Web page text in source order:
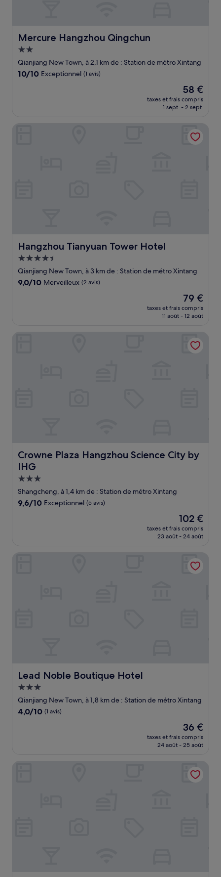
Mercure Hangzhou Qingchun
Mercure Hangzhou Qingchun
Hébergement
2.0 étoiles
Qianjiang New Town, à 2,1 km de : Station de métro Xintang
10.0
10/10 Exceptionnel (1 avis)
Le
nouveau
prix
de
58 €
58 €
taxes et frais compris
1 sept. - 2 sept.
Hangzhou Tianyuan Tower Hotel
Hangzhou Tianyuan Tower Hotel
Hébergement
4.5 étoiles
Qianjiang New Town, à 3 km de : Station de métro Xintang
9.0
9,0/10 Merveilleux (2 avis)
Le
nouveau
prix
de
79 €
79 €
taxes et frais compris
11 août - 12 août
Crowne Plaza Hangzhou Science City by
IHG
Crowne Plaza Hangzhou Science City by IHG
Hébergement
3.0 étoiles
Shangcheng, à 1,4 km de : Station de métro Xintang
9.6
9,6/10 Exceptionnel (5 avis)
Le
nouveau
prix
de
102 €
102 €
taxes et frais compris
23 août - 24 août
Lead Noble Boutique Hotel
Lead Noble Boutique Hotel
Hébergement
3.0 étoiles
Qianjiang New Town, à 1,8 km de : Station de métro Xintang
4.0
4,0/10 (1 avis)
Le
nouveau
prix
de
36 €
36 €
taxes et frais compris
24 août - 25 août